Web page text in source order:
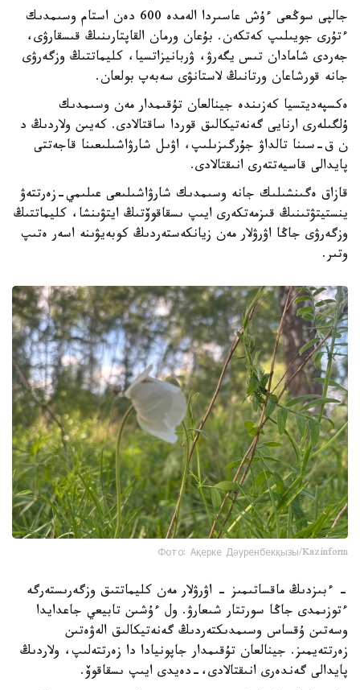
جالپى سوڭعى ءۇش عاسىردا الەمدە 600 دەن استام وسىمدىك
ءتۇرى جويىلىپ كەتكەن. بۇعان ورمان القاپتارىنىڭ قىسقارۋى،
جەردى شامادان تىس يگەرۋ، ۋربانيزاتسيا، كليماتتىڭ وزگەرۋى
جانە قورشاعان ورتانىڭ لاستانۋى سەبەپ بولعان.
ەكسپەديتسيا كەزىندە جينالعان تۇقىمدار مەن وسىمدىك
ۇلگىلەرى ارنايى گەنەتيكالىق قوردا ساقتالادى. كەيىن ولاردىڭ د
ن ق-سىنا تالداۋ جۇرگىزىلىپ، اۋىل شارۋاشىلىعىنا قاجەتتى
پايدالى قاسيەتتەرى انىقتالادى.
قازاق ەگىنشىلىك جانە وسىمدىك شارۋاشىلىعى عىلىمي-زەرتتەۋ
ينستيتۋتىنىڭ قىزمەتكەرى ايىپ ىسقاقوۆتىڭ ايتۋىنشا، كليماتتىڭ
وزگەرۋى جاڭا اۋرۋلار مەن زيانكەستەردىڭ كوبەيۋىنە اسەر ەتىپ
وتىر.
Фото: Ақерке Дәуренбекқызы/Kazinform
- ءبىزدىڭ ماقساتىمىز - اۋرۋلار مەن كليماتتىق وزگەرىستەرگە
ءتوزىمدى جاڭا سورتتار شىعارۋ. ول ءۇشىن تابيعي جاعدايدا
وسەتىن ۇقساس وسىمدىكتەردىڭ گەنەتيكالىق الەۋەتىن
زەرتتەيمىز. جينالعان تۇقىمدار جاپونيادا دا زەرتتەلىپ، ولاردىڭ
پايدالى گەندەرى انىقتالادى،-دەيدى ايىپ ىسقاقوۆ.